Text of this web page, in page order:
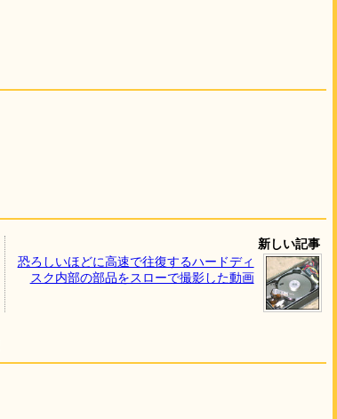
新しい記事
恐ろしいほどに高速で往復するハードディ
スク内部の部品をスローで撮影した動画